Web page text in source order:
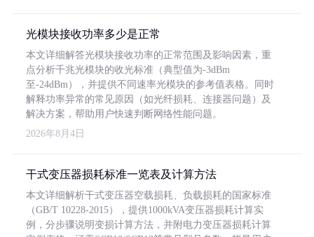
光模块接收功率多少是正常
本文详细解答光模块接收功率的正常范围及影响因素，重
点分析千兆光模块的收光标准（典型值为-3dBm
至-24dBm），并提供不同速率光模块的参考值表格。同时
解释功率异常的常见原因（如光纤损耗、连接器问题）及
解决方案，帮助用户快速判断网络性能问题。
2026年8月4日
干式变压器损耗标准一览表及计算方法
本文详细解析干式变压器空载损耗、负载损耗的国家标准
（GB/T 10228-2015），提供1000kVA变压器损耗计算实
例，分步骤说明变损计算方法，并附电力变压器损耗计算